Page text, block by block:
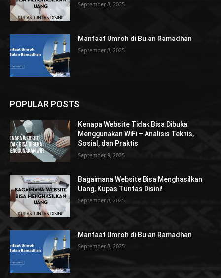
September 8, 2025
Manfaat Umroh di Bulan Ramadhan
September 8, 2025
POPULAR POSTS
Kenapa Website Tidak Bisa Dibuka
Menggunakan WiFi – Analisis Teknis,
Sosial, dan Praktis
September 9, 2025
Bagaimana Website Bisa Menghasilkan
Uang, Kupas Tuntas Disini!
September 8, 2025
Manfaat Umroh di Bulan Ramadhan
September 8, 2025